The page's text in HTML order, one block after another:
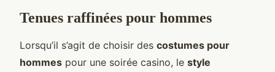
Tenues raffinées pour hommes
Lorsqu’il s’agit de choisir des costumes pour
hommes pour une soirée casino, le style